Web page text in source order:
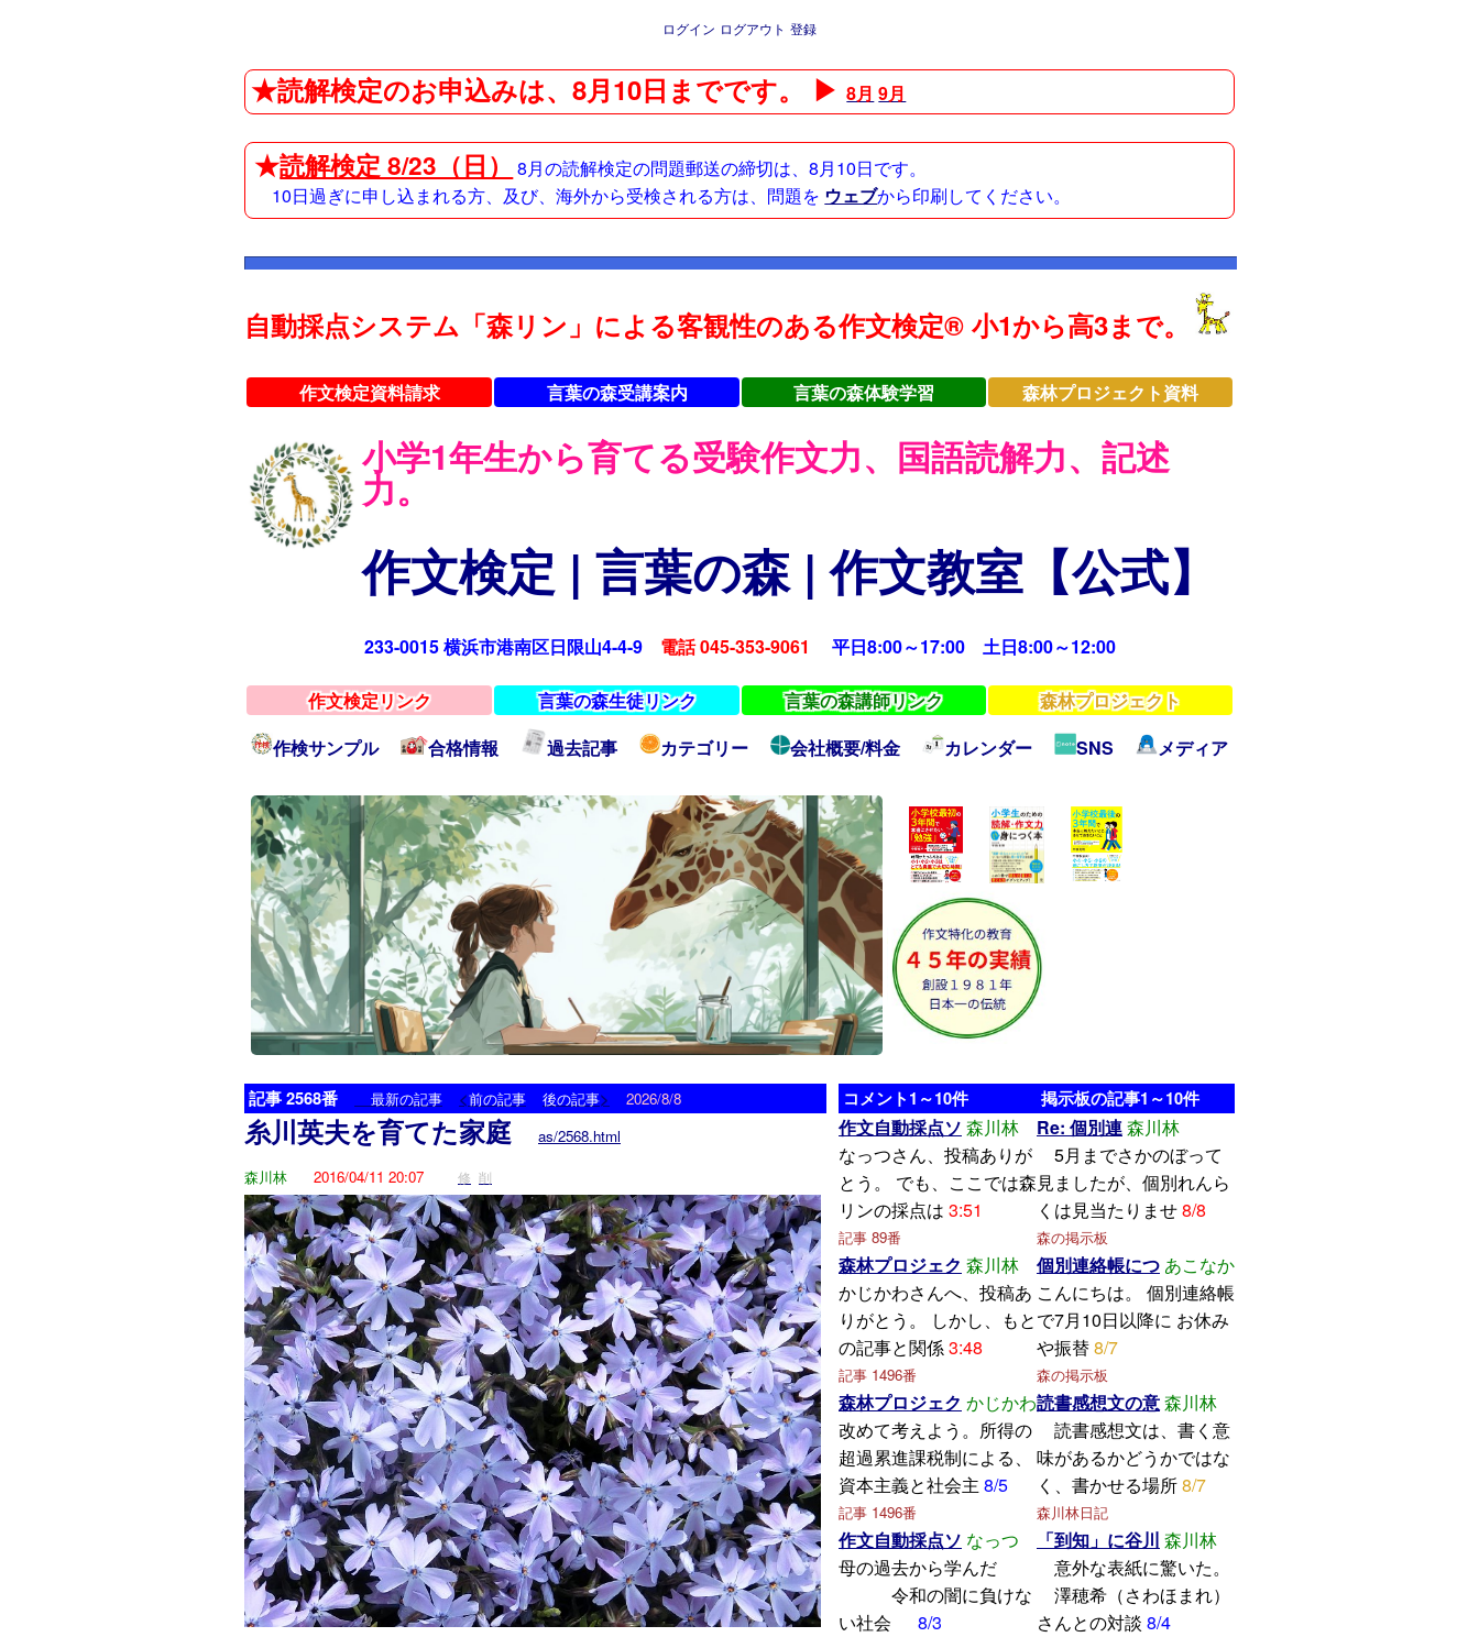
ログイン ログアウト 登録
★読解検定のお申込みは、8月10日までです。 ▶8月 9月
★読解検定 8/23（日）
8月の読解検定の問題郵送の締切は、8月10日です。
10日過ぎに申し込まれる方、及び、海外から受検される方は、問題を ウェブから印刷してください。
自動採点システム「森リン」による客観性のある作文検定® 小1から高3まで。
作文検定資料請求 言葉の森受講案内 言葉の森体験学習 森林プロジェクト資料
小学1年生から育てる受験作文力、国語読解力、記述
力。
作文検定 | 言葉の森 | 作文教室【公式】
233-0015 横浜市港南区日限山4-4-9 電話 045-353-9061 平日8:00～17:00 土日8:00～12:00
作文検定リンク 言葉の森生徒リンク 言葉の森講師リンク
森林プロジェクト
作検サンプル
合格情報 過去記事 カテゴリー 会社概要/料金 カレンダー SNS メディア
記事 2568番 最新の記事 <前の記事 後の記事> 2026/8/8
糸川英夫を育てた家庭
as/2568.html
森川林
2016/04/11 20:07 修 削
コメント1～10件
作文自動採点ソ 森川林
なっつさん、投稿ありが
とう。 でも、ここでは森
リンの採点は 3:51
記事 89番
森林プロジェク 森川林
かじかわさんへ、投稿あ
りがとう。 しかし、もと
の記事と関係3:48
記事 1496番
森林プロジェク かじかわ
改めて考えよう。所得の
超過累進課税制による、
資本主義と社会主 8/5
記事 1496番
作文自動採点ソ なっつ
母の過去から学んだ
令和の闇に負けな
い社会
8/3
掲示板の記事1～10件
Re: 個別連森川林
5月までさかのぼって
見ましたが、個別れんら
くは見当たりませ8/8
森の掲示板
個別連絡帳につ あこなか
こんにちは。 個別連絡帳
で7月10日以降に お休み
や振替8/7
森の掲示板
読書感想文の意森川林
読書感想文は、書く意
味があるかどうかではな
く、書かせる場所8/7
森川林日記
「到知」に谷川 森川林
意外な表紙に驚いた。
澤穂希（さわほまれ）
さんとの対談 8/4